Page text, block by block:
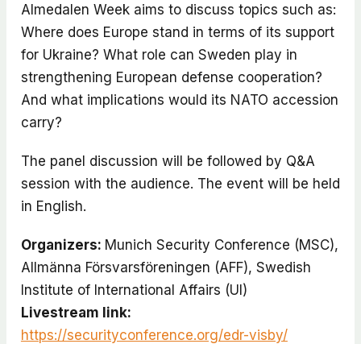
Almedalen Week aims to discuss topics such as:
Where does Europe stand in terms of its support
for Ukraine? What role can Sweden play in
strengthening European defense cooperation?
And what implications would its NATO accession
carry?
The panel discussion will be followed by Q&A
session with the audience. The event will be held
in English.
Organizers: Munich Security Conference (MSC),
Allmänna Försvarsföreningen (AFF), Swedish
Institute of International Affairs (UI)
Livestream link:
https://securityconference.org/edr-visby/